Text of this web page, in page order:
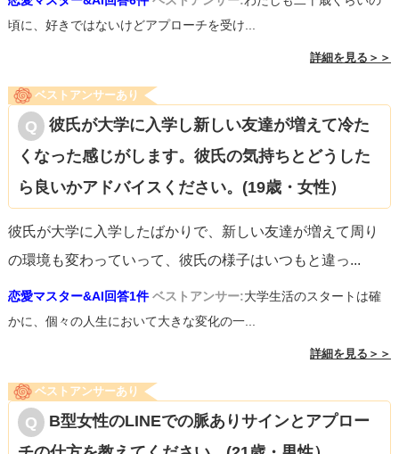
頃に、好きではないけどアプローチを受け...
詳細を見る＞＞
ベストアンサーあり
彼氏が大学に入学し新しい友達が増えて冷た
くなった感じがします。彼氏の気持ちとどうした
ら良いかアドバイスください。(19歳・女性）
彼氏が大学に入学したばかりで、新しい友達が増えて周り
の環境も変わっていって、彼氏の様子はいつもと違っ...
恋愛マスター&AI回答1件 ベストアンサー:大学生活のスタートは確
かに、個々の人生において大きな変化の一...
詳細を見る＞＞
ベストアンサーあり
B型女性のLINEでの脈ありサインとアプロー